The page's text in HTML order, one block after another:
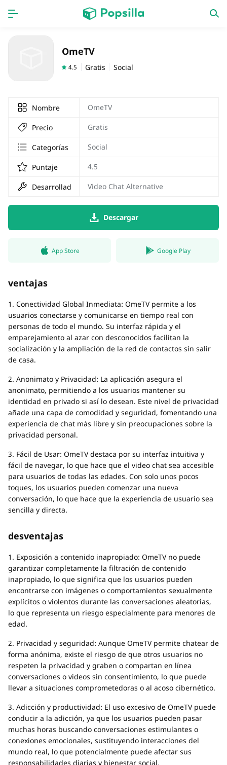
OmeTV
4.5 Gratis Social
Nombre OmeTV
Precio Gratis
Categorías Social
Puntaje 4.5
Desarrollador Video Chat Alternative
Descargar
App Store Google Play
ventajas
1. Conectividad Global Inmediata: OmeTV permite a los
usuarios conectarse y comunicarse en tiempo real con
personas de todo el mundo. Su interfaz rápida y el
emparejamiento al azar con desconocidos facilitan la
socialización y la ampliación de la red de contactos sin salir
de casa.
2. Anonimato y Privacidad: La aplicación asegura el
anonimato, permitiendo a los usuarios mantener su
identidad en privado si así lo desean. Este nivel de privacidad
añade una capa de comodidad y seguridad, fomentando una
experiencia de chat más libre y sin preocupaciones sobre la
privacidad personal.
3. Fácil de Usar: OmeTV destaca por su interfaz intuitiva y
fácil de navegar, lo que hace que el video chat sea accesible
para usuarios de todas las edades. Con solo unos pocos
toques, los usuarios pueden comenzar una nueva
conversación, lo que hace que la experiencia de usuario sea
sencilla y directa.
desventajas
1. Exposición a contenido inapropiado: OmeTV no puede
garantizar completamente la filtración de contenido
inapropiado, lo que significa que los usuarios pueden
encontrarse con imágenes o comportamientos sexualmente
explícitos o violentos durante las conversaciones aleatorias,
lo que representa un riesgo especialmente para menores de
edad.
2. Privacidad y seguridad: Aunque OmeTV permite chatear de
forma anónima, existe el riesgo de que otros usuarios no
respeten la privacidad y graben o compartan en línea
conversaciones o videos sin consentimiento, lo que puede
llevar a situaciones comprometedoras o al acoso cibernético.
3. Adicción y productividad: El uso excesivo de OmeTV puede
conducir a la adicción, ya que los usuarios pueden pasar
muchas horas buscando conversaciones estimulantes o
conexiones emocionales, sustituyendo interacciones del
mundo real, lo que potencialmente puede afectar sus
responsabilidades diarias y bienestar social.